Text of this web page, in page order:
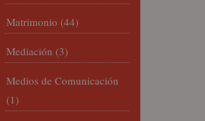
Matrimonio (44)
Mediación (3)
Medios de Comunicación
(1)